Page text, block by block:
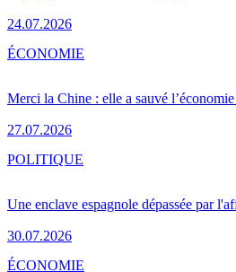
24.07.2026
Merci la Chine : elle a sauvé
27.07.2026
ÉCONOMIE
Une enclave espagnole dépassée par
30.07.2026
POLITIQUE
ÉCONOMIE